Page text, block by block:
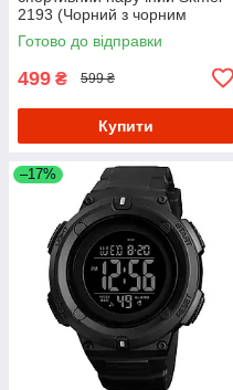
2193 (Чорний з чорним
циферблатом)
Готово до відправки
499 ₴ 599 ₴
Купити
–17%